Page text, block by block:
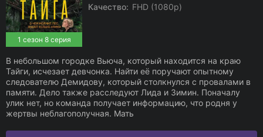
1 сезон 8 серия
Качество: FHD (1080p)
В небольшом городке Вьюча, который находится на краю
Тайги, исчезает девчонка. Найти её поручают опытному
следователю Демидову, который столкнулся с провалами в
памяти. Дело также расследуют Лида и Зимин. Поначалу
улик нет, но команда получает информацию, что родня у
жертвы неблагополучная. Мать